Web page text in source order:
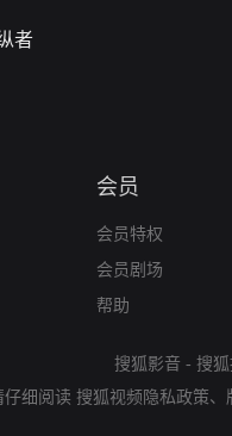
者
会员
会员特权
会员剧场
帮助
搜狐影音 - 搜
仔细阅读 搜狐视频隐私政策、